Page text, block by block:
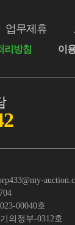
업무제휴
리방침 이
00040호
의정부-0312호